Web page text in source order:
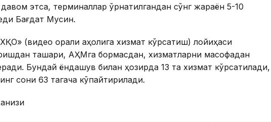
давом этса, терминаллар ўрнатилгандан сўнг жараён 5-10
Бағдат Мусин.
(видео орқали аҳолига хизмат кўрсатиш) лойиҳаси
ташқари, АҲМга бормасдан, хизматларни масофадан
Бундай ёндашув билан ҳозирда 13 та хизмат кўрсатилади,
сони 63 тагача кўпайтирилади.